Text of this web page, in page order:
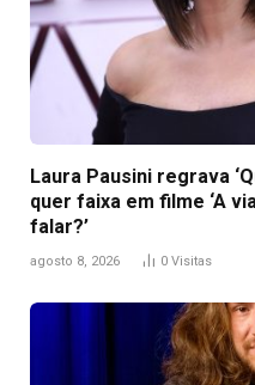
Laura Pausini regrava
quer faixa em filme ‘A
falar?’
agosto 8, 2026 0 Visitas